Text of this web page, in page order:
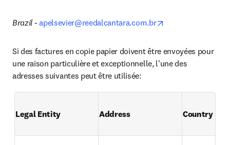
Brazil - apelsevier@reedalcantara.com.br
Si des factures en copie papier doivent être envoyées pour
une raison particulière et exceptionnelle, l'une des
adresses suivantes peut être utilisée:
Legal Entity Address Country